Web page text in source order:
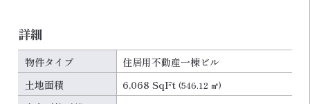
詳細
物件タイプ
住居用不動産一棟ビル
土地面積
6,068 SqFt (546.12 ㎡)